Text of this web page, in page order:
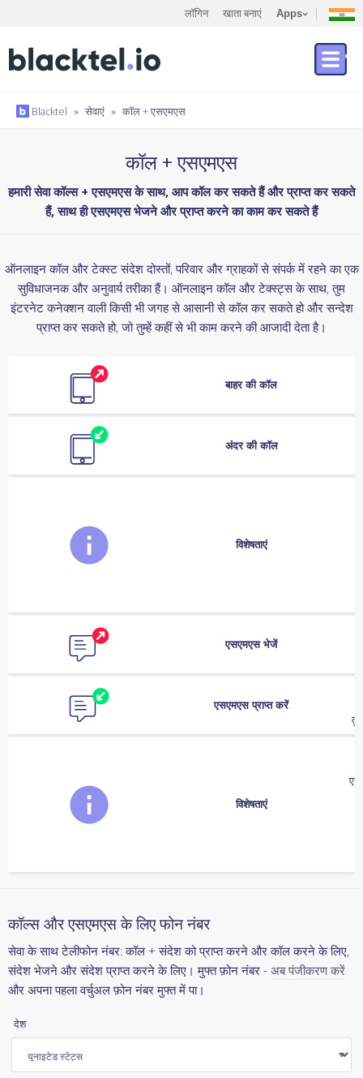
लॉगिन खाता बनाएं Apps
Blacktel » सेवाएं » कॉल + एसएमएस
कॉल + एसएमएस
हमारी सेवा कॉल्स + एसएमएस के साथ, आप कॉल कर सकते हैं और प्राप्त कर सकते
हैं, साथ ही एसएमएस भेजने और प्राप्त करने का काम कर सकते हैं
ऑनलाइन कॉल और टेक्स्ट संदेश दोस्तों, परिवार और ग्राहकों से संपर्क में रहने का एक
सुविधाजनक और अनुवार्य तरीका हैं। ऑनलाइन कॉल और टेक्स्ट्स के साथ, तुम
इंटरनेट कनेक्शन वाली किसी भी जगह से आसानी से कॉल कर सकते हो और सन्देश
प्राप्त कर सकते हो, जो तुम्हें कहीं से भी काम करने की आजादी देता है।
बाहर की कॉल
अंदर की कॉल
विशेषताएं
एसएमएस भेजें
एसएमएस प्राप्त करें
विशेषताएं
कॉल्स और एसएमएस के लिए फोन नंबर
सेवा के साथ टेलीफोन नंबर: कॉल + संदेश को प्राप्त करने और कॉल करने के लिए,
संदेश भेजने और संदेश प्राप्त करने के लिए। मुफ्त फ़ोन नंबर - अब पंजीकरण करें
और अपना पहला वर्चुअल फ़ोन नंबर मुफ्त में पा।
देश